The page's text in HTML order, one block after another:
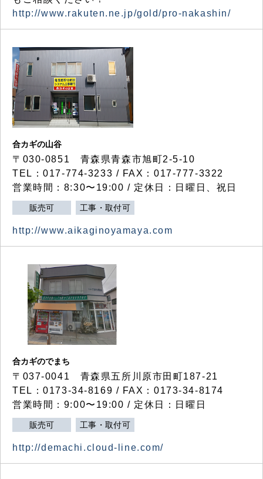
http://www.rakuten.ne.jp/gold/pro-nakashin/
合カギの山谷
〒030-0851 青森県青森市旭町2-5-10
TEL：017-774-3233 / FAX：017-777-3322
営業時間：8:30〜19:00 / 定休日：日曜日、祝日
販売可 工事・取付可
http://www.aikaginoyamaya.com
合カギのでまち
〒037-0041 青森県五所川原市田町187-21
TEL：0173-34-8169 / FAX：0173-34-8174
営業時間：9:00〜19:00 / 定休日：日曜日
販売可 工事・取付可
http://demachi.cloud-line.com/